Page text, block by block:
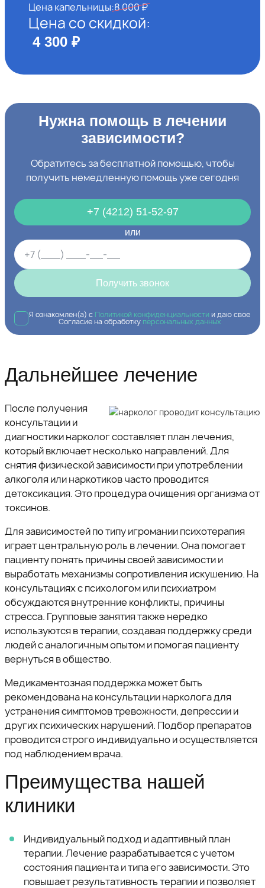
Цена капельницы:8 000 ₽
Цена со скидкой:
4 300 ₽
Нужна помощь в лечении
зависимости?
Обратитесь за бесплатной помощью, чтобы
получить немедленную помощь уже сегодня
+7 (4212) 51-52-97
или
Получить звонок
Я ознакомлен(а) с Политикой конфиденциальности и даю свое
Согласие на обработку персональных данных
Дальнейшее лечение
После получения
консультации и
диагностики нарколог составляет план лечения,
который включает несколько направлений. Для
снятия физической зависимости при употреблении
алкоголя или наркотиков часто проводится
детоксикация. Это процедура очищения организма от
токсинов.
Для зависимостей по типу игромании психотерапия
играет центральную роль в лечении. Она помогает
пациенту понять причины своей зависимости и
выработать механизмы сопротивления искушению. На
консультациях с психологом или психиатром
обсуждаются внутренние конфликты, причины
стресса. Групповые занятия также нередко
используются в терапии, создавая поддержку среди
людей с аналогичным опытом и помогая пациенту
вернуться в общество.
Медикаментозная поддержка может быть
рекомендована на консультации нарколога для
устранения симптомов тревожности, депрессии и
других психических нарушений. Подбор препаратов
проводится строго индивидуально и осуществляется
под наблюдением врача.
Преимущества нашей
клиники
Индивидуальный подход и адаптивный план
терапии. Лечение разрабатывается с учетом
состояния пациента и типа его зависимости. Это
повышает результативность терапии и позволяет